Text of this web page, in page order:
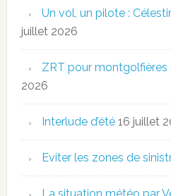
Un vol, un pilote :
juillet 2026
ZRT pour montgolfières
2026
Interlude d’été 16 juillet
Eviter les zones de